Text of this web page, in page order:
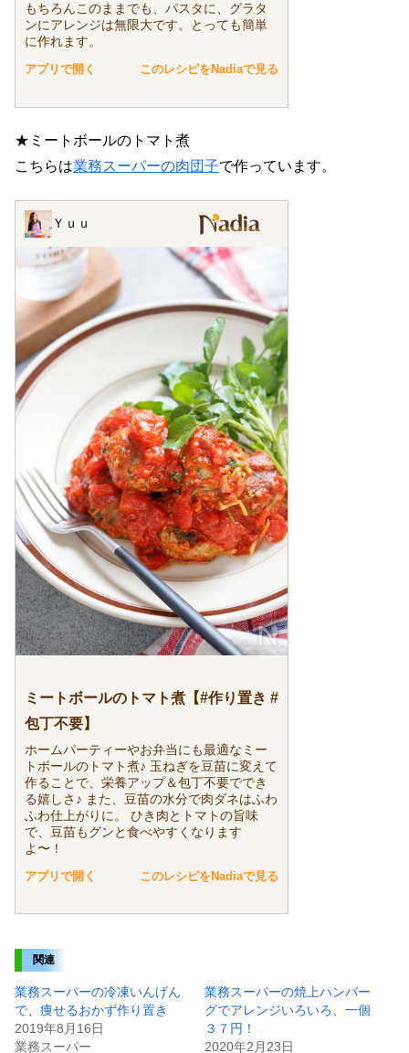
もちろんこのままでも、パスタに、グラタ
ンにアレンジは無限大です。とっても簡単
に作れます。
アプリで開く このレシピをNadiaで見る
★ミートボールのトマト煮
こちらは業務スーパーの肉団子で作っています。
Ｙｕｕ
ミートボールのトマト煮【#作り置き #
包丁不要】
ホームパーティーやお弁当にも最適なミー
トボールのトマト煮♪ 玉ねぎを豆苗に変えて
作ることで、栄養アップ＆包丁不要ででき
る嬉しさ♪ また、豆苗の水分で肉ダネはふわ
ふわ仕上がりに。 ひき肉とトマトの旨味
で、豆苗もグンと食べやすくなります
よ〜！
アプリで開く このレシピをNadiaで見る
関連
業務スーパーの冷凍いんげん
で、痩せるおかず作り置き
2019年8月16日
業務スーパー
業務スーパーの焼上ハンバー
グでアレンジいろいろ、一個
３７円！
2020年2月23日